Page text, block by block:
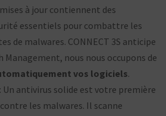
mises à jour contiennent des
essentiels pour combattre les
de malwares. CONNECT 3S anticipe
Management, nous nous occupons de
vos logiciels.
: Un antivirus solide est votre première
les malwares. Il scanne